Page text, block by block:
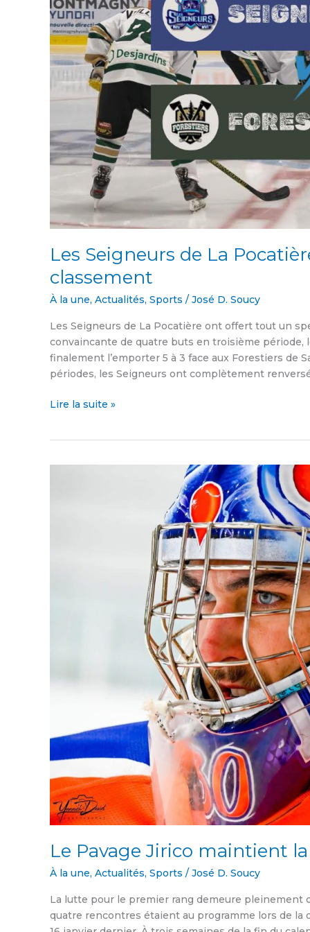
Les Seigneurs de La
classement
À la une, Actualités, Sports / José D. Soucy
Les Seigneurs de La Pocatière ont offert tout un
convaincante de quatre buts en troisième période,
finalement l’emporter 5 à 3 face aux Forestiers de
périodes, les Seigneurs ont complètement
Lire la suite »
Le Pavage Jirico maintient
À la une, Actualités, Sports / José D. Soucy
La lutte pour le premier rang demeure pleinement
quatre rencontres étaient au programme lors de la